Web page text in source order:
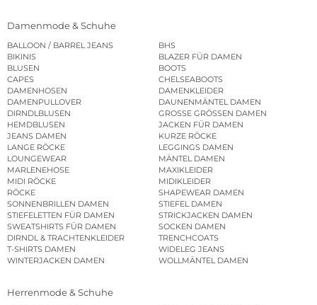
Damenmode & Schuhe
BALLOON / BARREL JEANS
BHS
BIKINIS
BLAZER FÜR DAMEN
BLUSEN
BOOTS
CAPES
CHELSEABOOTS
DAMENHOSEN
DAMENKLEIDER
DAMENPULLOVER
DAUNENMÄNTEL DAMEN
DIRNDLBLUSEN
GROSSE GRÖSSEN DAMEN
HEMDBLUSEN
JACKEN FÜR DAMEN
JEANS DAMEN
KURZE RÖCKE
LANGE RÖCKE
LEGGINGS DAMEN
LOUNGEWEAR
MÄNTEL DAMEN
MARLENEHOSE
MAXIKLEIDER
MIDI RÖCKE
MIDIKLEIDER
RÖCKE
SHAPEWEAR DAMEN
SONNENBRILLEN DAMEN
STIEFEL DAMEN
STIEFELETTEN FÜR DAMEN
STRICKJACKEN DAMEN
SWEATSHIRTS FÜR DAMEN
SOCKEN DAMEN
DIRNDL & TRACHTENKLEIDER
TRENCHCOATS
T-SHIRTS DAMEN
WIDELEG JEANS
WINTERJACKEN DAMEN
WOLLMÄNTEL DAMEN
Herrenmode & Schuhe